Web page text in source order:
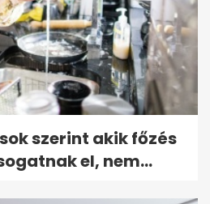
szerint akik főzés
el, nem...